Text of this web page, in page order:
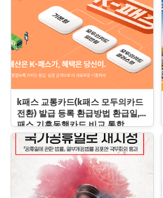
k패스 교통카드(k패스 모두의카드
전환) 발급 등록 환급방법 환급일, k
패스 기후동행카드 비교 통합